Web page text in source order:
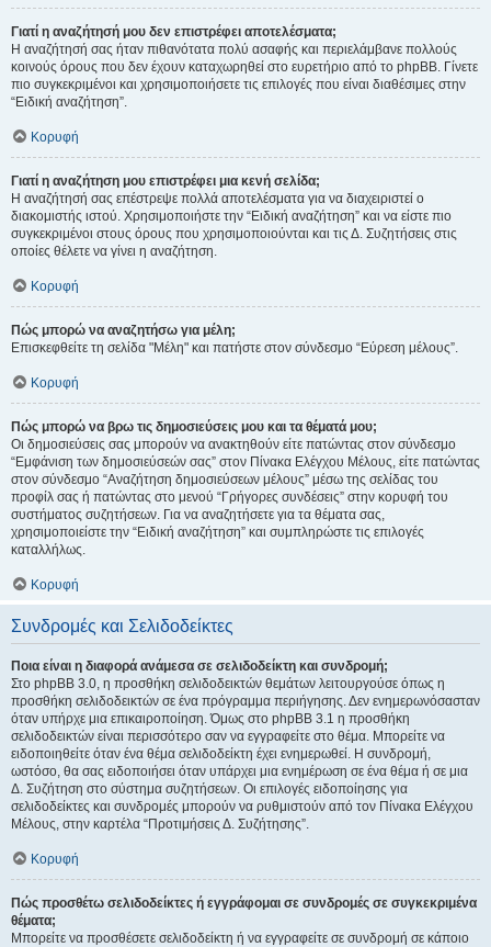
Γιατί η αναζήτησή μου δεν επιστρέφει αποτελέσματα;
Η αναζήτησή σας ήταν πιθανότατα πολύ ασαφής και περιελάμβανε πολλούς
κοινούς όρους που δεν έχουν καταχωρηθεί στο ευρετήριο από το phpBB. Γίνετε
πιο συγκεκριμένοι και χρησιμοποιήσετε τις επιλογές που είναι διαθέσιμες στην
“Ειδική αναζήτηση”.
Κορυφή
Γιατί η αναζήτηση μου επιστρέφει μια κενή σελίδα;
Η αναζήτησή σας επέστρεψε πολλά αποτελέσματα για να διαχειριστεί ο
διακομιστής ιστού. Χρησιμοποιήστε την “Ειδική αναζήτηση” και να είστε πιο
συγκεκριμένοι στους όρους που χρησιμοποιούνται και τις Δ. Συζητήσεις στις
οποίες θέλετε να γίνει η αναζήτηση.
Κορυφή
Πώς μπορώ να αναζητήσω για μέλη;
Επισκεφθείτε τη σελίδα "Μέλη" και πατήστε στον σύνδεσμο “Εύρεση μέλους”.
Κορυφή
Πώς μπορώ να βρω τις δημοσιεύσεις μου και τα θέματά μου;
Οι δημοσιεύσεις σας μπορούν να ανακτηθούν είτε πατώντας στον σύνδεσμο
“Εμφάνιση των δημοσιεύσεών σας” στον Πίνακα Ελέγχου Μέλους, είτε πατώντας
στον σύνδεσμο “Αναζήτηση δημοσιεύσεων μέλους” μέσω της σελίδας του
προφίλ σας ή πατώντας στο μενού “Γρήγορες συνδέσεις” στην κορυφή του
συστήματος συζητήσεων. Για να αναζητήσετε για τα θέματα σας,
χρησιμοποιείστε την “Ειδική αναζήτηση” και συμπληρώστε τις επιλογές
καταλλήλως.
Κορυφή
Συνδρομές και Σελιδοδείκτες
Ποια είναι η διαφορά ανάμεσα σε σελιδοδείκτη και συνδρομή;
Στο phpBB 3.0, η προσθήκη σελιδοδεικτών θεμάτων λειτουργούσε όπως η
προσθήκη σελιδοδεικτών σε ένα πρόγραμμα περιήγησης. Δεν ενημερωνόσασταν
όταν υπήρχε μια επικαιροποίηση. Όμως στο phpBB 3.1 η προσθήκη
σελιδοδεικτών είναι περισσότερο σαν να εγγραφείτε στο θέμα. Μπορείτε να
ειδοποιηθείτε όταν ένα θέμα σελιδοδείκτη έχει ενημερωθεί. Η συνδρομή,
ωστόσο, θα σας ειδοποιήσει όταν υπάρχει μια ενημέρωση σε ένα θέμα ή σε μια
Δ. Συζήτηση στο σύστημα συζητήσεων. Οι επιλογές ειδοποίησης για
σελιδοδείκτες και συνδρομές μπορούν να ρυθμιστούν από τον Πίνακα Ελέγχου
Μέλους, στην καρτέλα “Προτιμήσεις Δ. Συζήτησης”.
Κορυφή
Πώς προσθέτω σελιδοδείκτες ή εγγράφομαι σε συνδρομές σε συγκεκριμένα
θέματα;
Μπορείτε να προσθέσετε σελιδοδείκτη ή να εγγραφείτε σε συνδρομή σε κάποιο